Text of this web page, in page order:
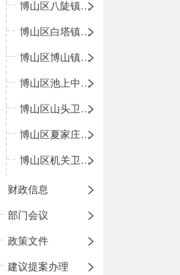
博山区八陡镇卫生院
博山区白塔镇卫生院
博山区博山镇中心卫生院（南院区、北院区）
博山区池上中心卫生院
博山区山头卫生院
博山区夏家庄卫生院
博山区机关卫生所
财政信息
部门会议
政策文件
建议提案办理